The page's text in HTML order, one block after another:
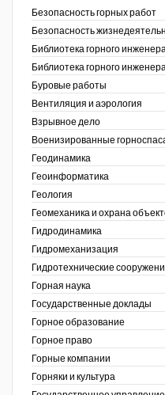
Безопасность горных работ
Безопасность
Библиотека горного
Библиотека горного
Буровые работы
Вентиляция и аэрология
Взрывное дело
Военизированные
Геодинамика
Геоинформатика
Геология
Геомеханика и охрана
Гидродинамика
Гидромеханизация
Гидротехнические
Горная наука
Государственные доклады
Горное образование
Горное право
Горные компании
Горняки и культура